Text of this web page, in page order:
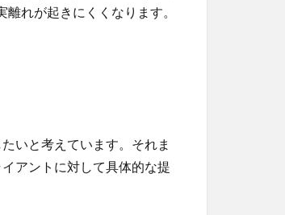
れが起きにくくなります。
いと考えています。それま
アントに対して具体的な提